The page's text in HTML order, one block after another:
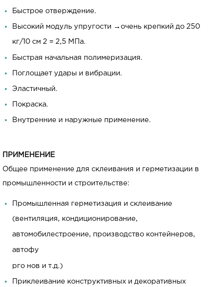
Быстрое отверждение.
Высокий модуль упругости →очень крепкий до 250
кг/10 см 2 = 2,5 МПа.
Быстрая начальная полимеризация.
Поглощает удары и вибрации.
Эластичный.
Покраска.
Внутренние и наружные применение.
ПРИМЕНЕНИЕ
Общее применение для склеивания и герметизации в
промышленности и строительстве:
Промышленная герметизация и склеивание
(вентиляция, кондиционирование,
автомобилестроение, производство контейнеров,
автофу
рго нов и т.д.)
Приклеивание конструктивных и декоративных